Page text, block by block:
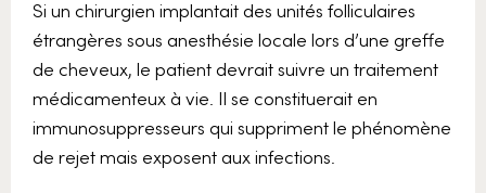
Si un chirurgien implantait des unités folliculaires
étrangères sous anesthésie locale lors d’une greffe
de cheveux, le patient devrait suivre un traitement
médicamenteux à vie. Il se constituerait en
immunosuppresseurs qui suppriment le phénomène
de rejet mais exposent aux infections.